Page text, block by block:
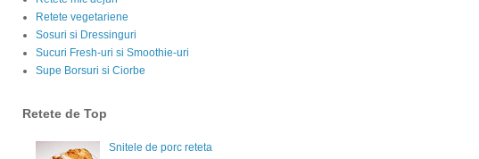
Retete vegetariene
Sosuri si Dressinguri
Sucuri Fresh-uri si Smoothie-uri
Supe Borsuri si Ciorbe
Retete de Top
Snitele de porc reteta